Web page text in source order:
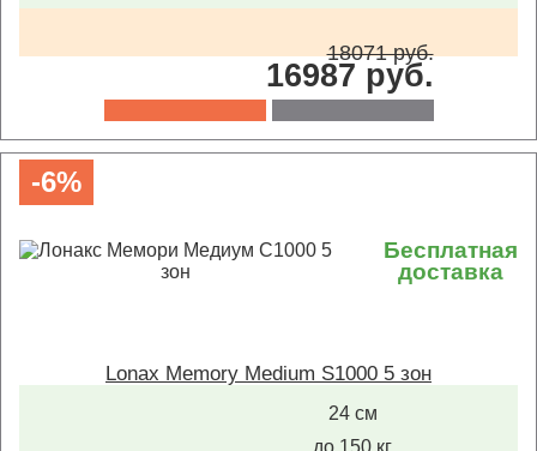
18071 руб.
16987 руб.
-6%
Бесплатная
доставка
Lonax Memory Medium S1000 5 зон
24 см